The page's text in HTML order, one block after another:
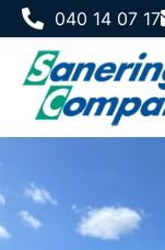
040 14 07 17